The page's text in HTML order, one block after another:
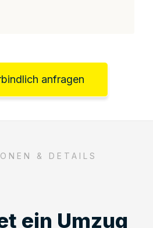
anfragen
& DETAILS
ein Umzug